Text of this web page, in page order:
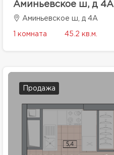
Аминьевское ш, д 4А
Аминьевское ш, д 4А
1 комната 45.2 кв.м.
Продажа